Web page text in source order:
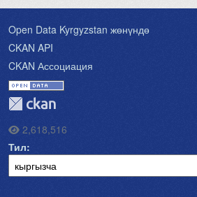
Open Data Kyrgyzstan жөнүндө
CKAN API
CKAN Ассоциация
2,618,516
Тил